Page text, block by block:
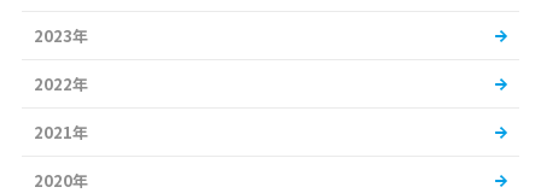
2023年
2022年
2021年
2020年